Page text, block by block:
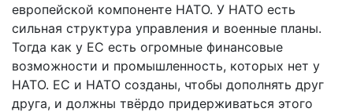
европейской компоненте НАТО. У НАТО есть
сильная структура управления и военные планы.
Тогда как у ЕС есть огромные финансовые
возможности и промышленность, которых нет у
НАТО. ЕС и НАТО созданы, чтобы дополнять друг
друга, и должны твёрдо придерживаться этого